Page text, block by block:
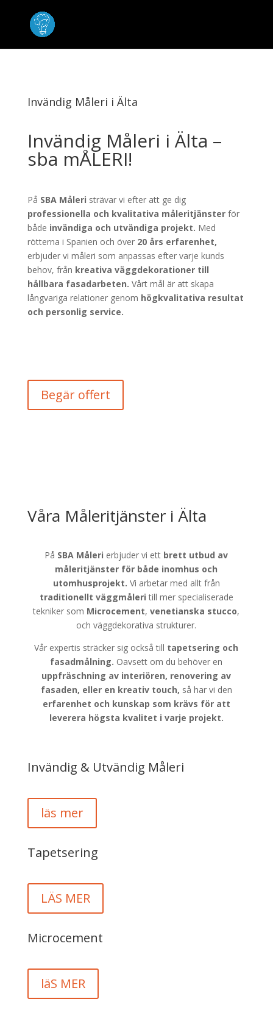
Invändig Måleri i Älta
Invändig Måleri i Älta –
sba mÅLERI!
På SBA Måleri strävar vi efter att ge dig
professionella och kvalitativa måleritjänsterför
både invändiga och utvändiga projekt. Med
rötterna i Spanien och över 20 års erfarenhet,
erbjuder vi måleri som anpassas efter varje kunds
behov, från kreativa väggdekorationer till
hållbara fasadarbeten. Vårt mål är att skapa
långvariga relationer genom högkvalitativa resultat
och personlig service.
Begär offert
Våra Måleritjänster i Älta
På SBA Måleri erbjuder vi ett brett utbud av
måleritjänster för både inomhus och
utomhusprojekt. Vi arbetar med allt från
traditionellt väggmåleri till mer specialiserade
tekniker som Microcement,venetianska stucco,
och väggdekorativa strukturer.
Vår expertis sträcker sig också till tapetsering och
fasadmålning. Oavsett om du behöver en
uppfräschning av interiören, renovering av
fasaden, eller en kreativ touch, så har vi den
erfarenhet och kunskap som krävs för att
leverera högsta kvalitet i varje projekt.
Invändig & Utvändig Måleri
läs mer
Tapetsering
LÄS MER
Microcement
läS MER